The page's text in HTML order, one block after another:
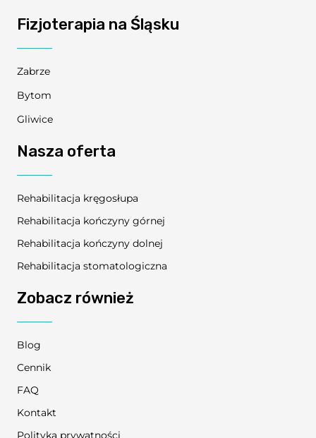
Fizjoterapia na Śląsku
Zabrze
Bytom
Gliwice
Nasza oferta
Rehabilitacja kręgosłupa
Rehabilitacja kończyny górnej
Rehabilitacja kończyny dolnej
Rehabilitacja stomatologiczna
Zobacz również
Blog
Cennik
FAQ
Kontakt
Polityka prywatności